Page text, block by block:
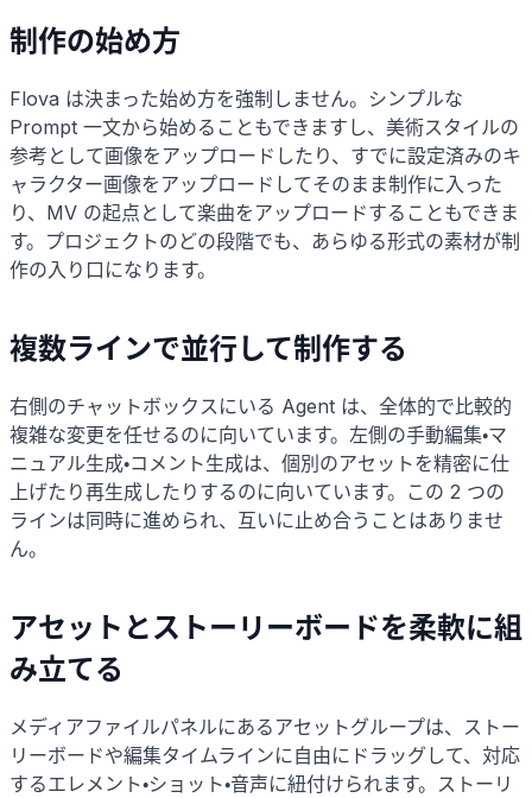
制作の始め方
Flova は決まった始め方を強制しません。シンプルな
Prompt 一文から始めることもできますし、美術スタイルの
参考として画像をアップロードしたり、すでに設定済みのキ
ャラクター画像をアップロードしてそのまま制作に入った
り、MV の起点として楽曲をアップロードすることもできま
す。プロジェクトのどの段階でも、あらゆる形式の素材が制
作の入り口になります。
複数ラインで並行して制作する
右側のチャットボックスにいる Agent は、全体的で比較的
複雑な変更を任せるのに向いています。左側の手動編集・マ
ニュアル生成・コメント生成は、個別のアセットを精密に仕
上げたり再生成したりするのに向いています。この 2 つの
ラインは同時に進められ、互いに止め合うことはありませ
ん。
アセットとストーリーボードを柔軟に組
み立てる
メディアファイルパネルにあるアセットグループは、ストー
リーボードや編集タイムラインに自由にドラッグして、対応
するエレメント・ショット・音声に紐付けられます。ストーリ